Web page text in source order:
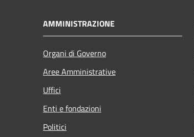
AMMINISTRAZIONE
Organi di Governo
Aree Amministrative
Uffici
Enti e fondazioni
Politici